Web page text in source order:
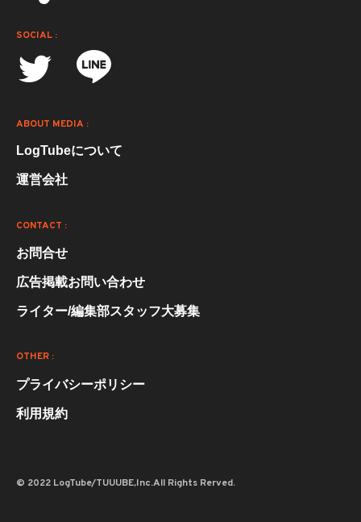
SOCIAL :
ABOUT MEDIA :
LogTubeについて
運営会社
CONTACT :
お問合せ
広告掲載お問い合わせ
ライター/編集部スタッフ大募集
OTHER :
プライバシーポリシー
利用規約
© 2022 LogTube/TUUUBE,Inc.All Rights Rerved.